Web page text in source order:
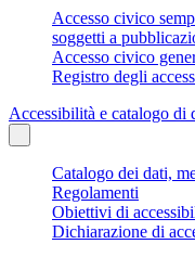
Accesso civico
soggetti a
Accesso civico
Registro degli
Accessibilità e catalogo di
Catalogo dei dati,
Regolamenti
Obiettivi di
Dichiarazione di